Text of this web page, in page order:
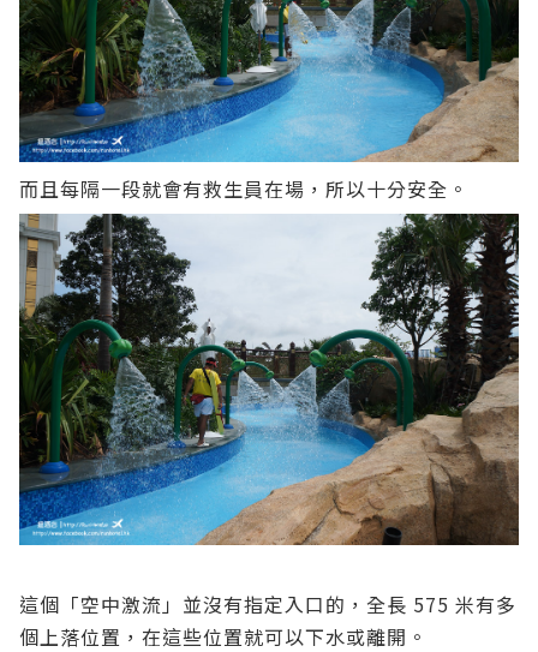
而且每隔一段就會有救生員在場，所以十分安全。
這個「空中激流」並沒有指定入口的，全長 575 米有多
個上落位置，在這些位置就可以下水或離開。